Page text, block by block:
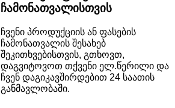
ჩამონათვალისთვის
ჩვენი პროდუქციის ან ფასების
ჩამონათვალის შესახებ
შეკითხვებისთვის, გთხოვთ,
დაგვიტოვოთ თქვენი ელ.წერილი და
ჩვენ დაგიკავშირდებით 24 საათის
განმავლობაში.